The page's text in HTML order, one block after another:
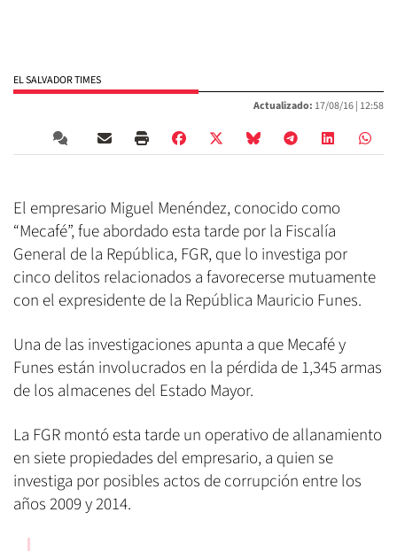
EL SALVADOR TIMES
Actualizado: 17/08/16 | 12:58
El empresario Miguel Menéndez, conocido como
“Mecafé”, fue abordado esta tarde por la Fiscalía
General de la República, FGR, que lo investiga por
cinco delitos relacionados a favorecerse mutuamente
con el expresidente de la República Mauricio Funes.
Una de las investigaciones apunta a que Mecafé y
Funes están involucrados en la pérdida de 1,345 armas
de los almacenes del Estado Mayor.
La FGR montó esta tarde un operativo de allanamiento
en siete propiedades del empresario, a quien se
investiga por posibles actos de corrupción entre los
años 2009 y 2014.